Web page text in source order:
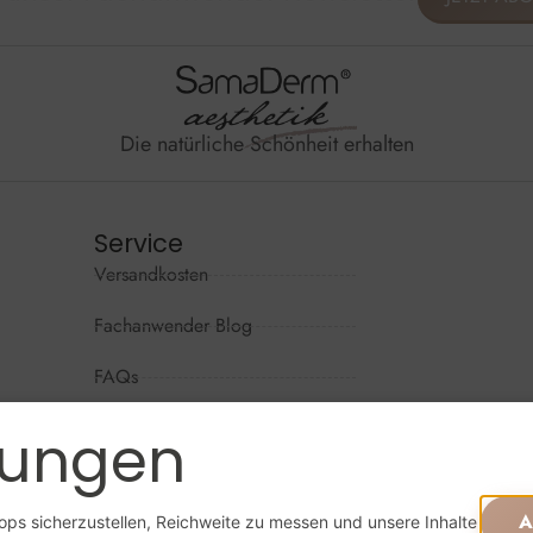
Die natürliche Schönheit erhalten
Service
Versandkosten
Fachanwender Blog
FAQs
Widerrufsrecht
sicherzustellen, Reichweite zu messen und unsere Inhalte